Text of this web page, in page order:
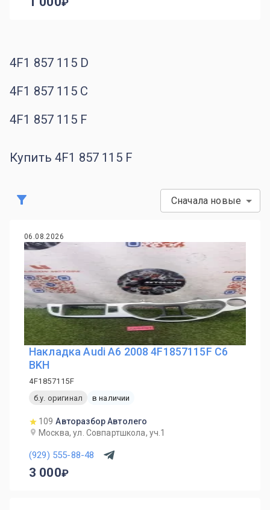
4F1 857 115 D
4F1 857 115 C
4F1 857 115 F
Купить 4F1 857 115 F
Сначала новые
06.08.2026
Накладка Audi A6 2008 4F1857115F C6
BKH
4F1857115F
б.у. оригинал
в наличии
109 Авторазбор Автолего
Москва, ул. Совпартшкола, уч.1
(929) 555-88-48
3 000